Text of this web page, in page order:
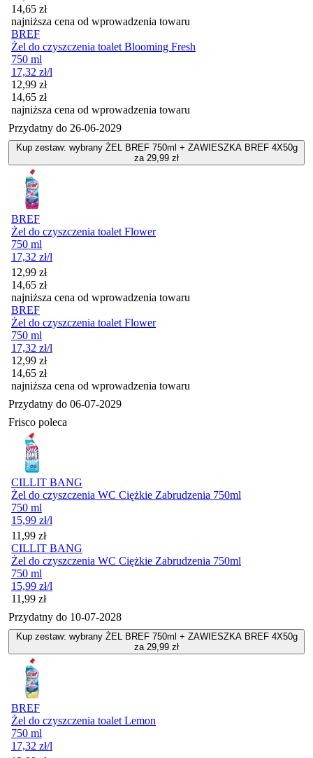
14,65 zł
najniższa cena od wprowadzenia towaru
BREF
Żel do czyszczenia toalet Blooming Fresh
750 ml
17,32 zł/l
Cena promocyjna
12,99 zł
14,65 zł
najniższa cena od wprowadzenia towaru
Przydatny do 26-06-2029
Kup zestaw: wybrany ŻEL BREF 750ml + ZAWIESZKA BREF 4X50g
za 29,99 zł
BREF
Żel do czyszczenia toalet Flower
750 ml
17,32 zł/l
Cena promocyjna
12,99 zł
14,65 zł
najniższa cena od wprowadzenia towaru
BREF
Żel do czyszczenia toalet Flower
750 ml
17,32 zł/l
Cena promocyjna
12,99 zł
14,65 zł
najniższa cena od wprowadzenia towaru
Przydatny do 06-07-2029
Frisco poleca
CILLIT BANG
Żel do czyszczenia WC Ciężkie Zabrudzenia 750ml
750 ml
15,99 zł/l
Cena
11,99 zł
CILLIT BANG
Żel do czyszczenia WC Ciężkie Zabrudzenia 750ml
750 ml
15,99 zł/l
Cena
11,99 zł
Przydatny do 10-07-2028
Kup zestaw: wybrany ŻEL BREF 750ml + ZAWIESZKA BREF 4X50g
za 29,99 zł
BREF
Żel do czyszczenia toalet Lemon
750 ml
17,32 zł/l